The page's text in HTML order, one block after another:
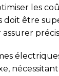
les
doit être